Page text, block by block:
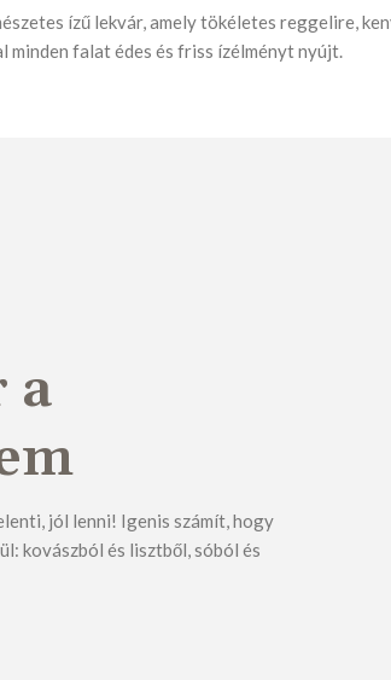
ízű lekvár, amely tökéletes reggelire,
minden falat édes és friss ízélményt nyújt.
a
jól lenni! Igenis számít, hogy
kovászból és lisztből, sóból és